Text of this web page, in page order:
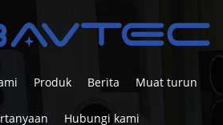
Produk Berita Muat turun
Hubungi kami